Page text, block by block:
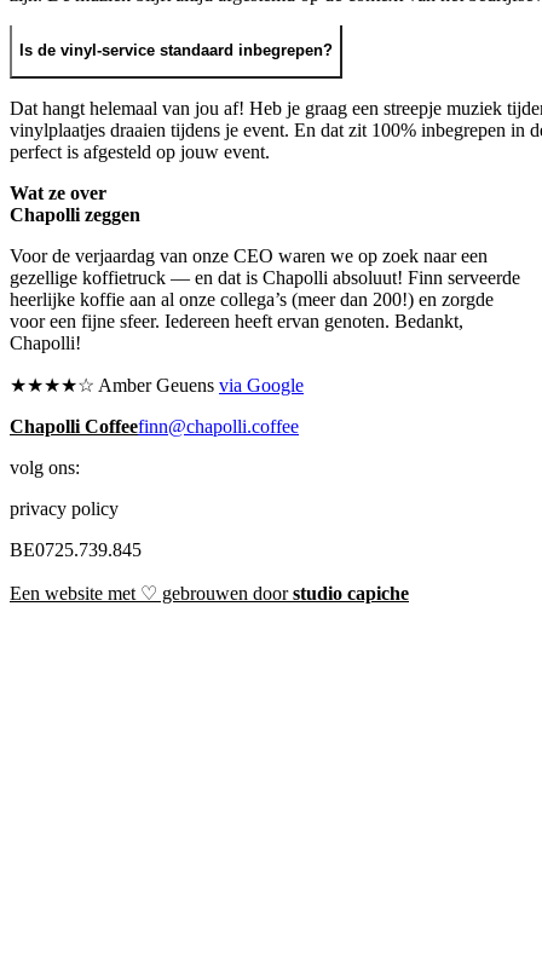
Is de vinyl-service standaard inbegrepen?
Dat hangt helemaal van jou af! Heb je graag een streepje muziek
vinylplaatjes draaien tijdens je event. En dat zit 100% inbegrepen in
perfect is afgesteld op jouw event.
Wat ze over
Chapolli zeggen
Voor de verjaardag van onze CEO waren we op zoek naar een
gezellige koffietruck — en dat is Chapolli absoluut! Finn serveerde
heerlijke koffie aan al onze collega’s (meer dan 200!) en zorgde
voor een fijne sfeer. Iedereen heeft ervan genoten. Bedankt,
Chapolli!
★★★★☆ Amber Geuens via Google
Chapolli Coffeefinn@chapolli.coffee
volg ons:
privacy policy
BE0725.739.845
Een website met ♡ gebrouwen doorstudio capiche